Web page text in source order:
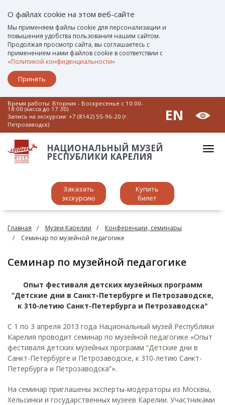
О файлах cookie на этом веб-сайте
Мы применяем файлы cookie для персонализации и
повышения удобства пользования нашим сайтом.
Продолжая просмотр сайта, вы соглашаетесь с
применением нами файлов cookie в соответствии с
«Политикой конфиденциальности»
Принять
Время работы: Вторник - Воскресенье c 10:00-
18:00 (касса до 17:30)
Запись на экскурсии: +7 (8142) 55-96-20 (г.
Петрозаводск)
EN
НАЦИОНАЛЬНЫЙ МУЗЕЙ
РЕСПУБЛИКИ КАРЕЛИЯ
Заказать
экскурсию
Купить
билет
Главная Музеи Карелии
Конференции, семинары
Семинар по музейной педагогике
Семинар по музейной педагогике
Опыт фестиваля детских музейных программ
“Детские дни в Санкт-Петербурге и Петрозаводске,
к 310-летию Санкт-Петербурга и Петрозаводска"
С 1 по 3 апреля 2013 года Национальный музей Республики
Карелия проводит семинар по музейной педагогике «Опыт
фестиваля детских музейных программ “Детские дни в
Санкт-Петербурге и Петрозаводске, к 310-летию Санкт-
Петербурга и Петрозаводска”».
На семинар приглашены эксперты-модераторы из Москвы,
Хельсинки и государственных музеев Карелии. Участниками